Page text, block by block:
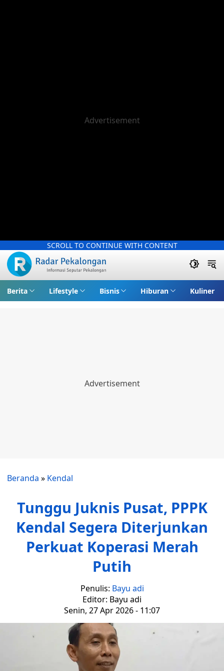
SCROLL TO CONTINUE WITH CONTENT
Berita Lifestyle Bisnis Hiburan Kuliner
Beranda » Kendal
Tunggu Juknis Pusat, PPPK
Kendal Segera Diterjunkan
Perkuat Koperasi Merah
Putih
Penulis: Bayu adi
Editor: Bayu adi
Senin, 27 Apr 2026 - 11:07